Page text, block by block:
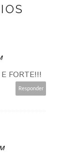
FORTE!!!
Responder